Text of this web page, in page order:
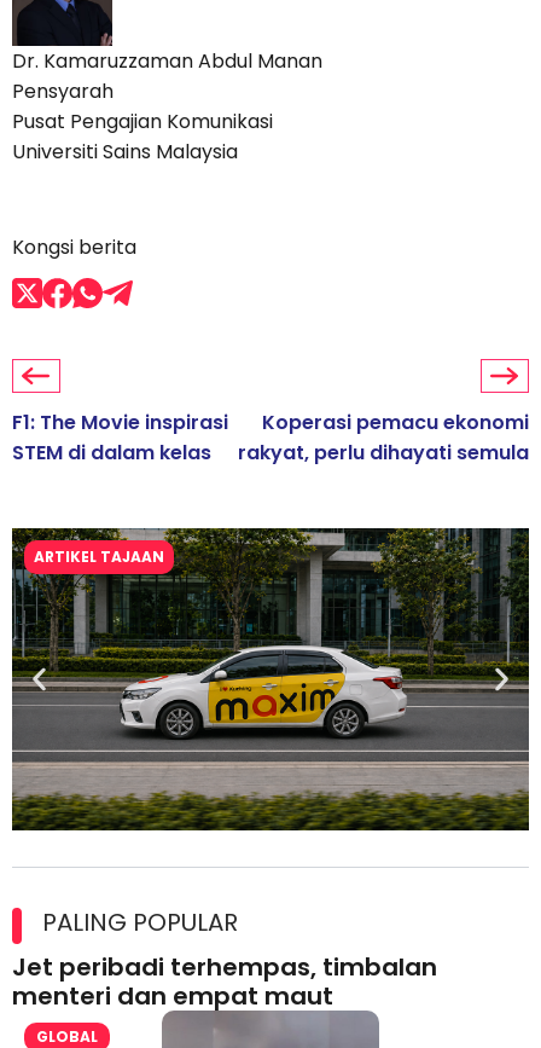
Dr. Kamaruzzaman Abdul Manan
Pensyarah
Pusat Pengajian Komunikasi
Universiti Sains Malaysia
Kongsi berita
F1: The Movie inspirasi
STEM di dalam kelas
Koperasi pemacu ekonomi
rakyat, perlu dihayati semula
ARTIKEL TAJAAN
lesen separuh pertama 2026
PALING POPULAR
Jet peribadi terhempas, timbalan
menteri dan empat maut
GLOBAL